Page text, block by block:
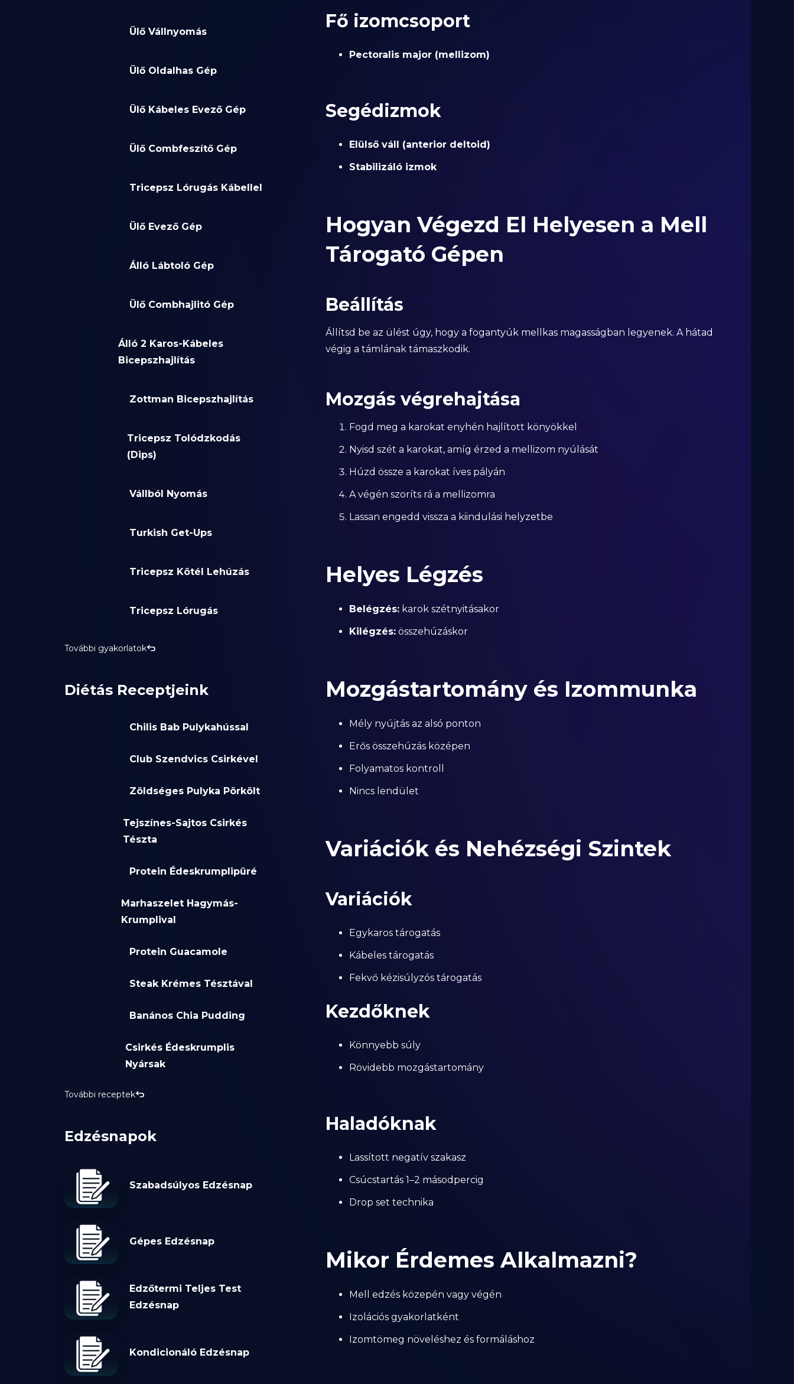
Ülő Vállnyomás
Ülő Oldalhas Gép
Ülő Kábeles Evező Gép
Ülő Combfeszítő Gép
Tricepsz Lórugás Kábellel
Ülő Evező Gép
Álló Lábtoló Gép
Ülő Combhajlitó Gép
Álló 2 Karos-Kábeles
Bicepszhajlítás
Zottman Bicepszhajlítás
Tricepsz Tolódzkodás
(Dips)
Vállból Nyomás
Turkish Get-Ups
Tricepsz Kötél Lehúzás
Tricepsz Lórugás
További gyakorlatok
Diétás Receptjeink
Chilis Bab Pulykahússal
Club Szendvics Csirkével
Zöldséges Pulyka Pörkölt
Tejszínes-Sajtos Csirkés
Tészta
Protein Édeskrumplipüré
Marhaszelet Hagymás-
Krumplival
Protein Guacamole
Steak Krémes Tésztával
Banános Chia Pudding
Csirkés Édeskrumplis
Nyársak
További receptek
Edzésnapok
Szabadsúlyos Edzésnap
Gépes Edzésnap
Edzőtermi Teljes Test
Edzésnap
Kondicionáló Edzésnap
Fő izomcsoport
Pectoralis major (mellizom)
Segédizmok
Elülső váll (anterior deltoid)
Stabilizáló izmok
Hogyan Végezd El Helyesen a Mell
Tárogató Gépen
Beállítás
Állítsd be az ülést úgy, hogy a fogantyúk mellkas magasságban legyenek. A hátad
végig a támlának támaszkodik.
Mozgás végrehajtása
Fogd meg a karokat enyhén hajlított könyökkel
Nyisd szét a karokat, amíg érzed a mellizom nyúlását
Húzd össze a karokat íves pályán
A végén szoríts rá a mellizomra
Lassan engedd vissza a kiindulási helyzetbe
Helyes Légzés
Belégzés:karok szétnyitásakor
Kilégzés:összehúzáskor
Mozgástartomány és Izommunka
Mély nyújtás az alsó ponton
Erős összehúzás középen
Folyamatos kontroll
Nincs lendület
Variációk és Nehézségi Szintek
Variációk
Egykaros tárogatás
Kábeles tárogatás
Fekvő kézisúlyzós tárogatás
Kezdőknek
Könnyebb súly
Rövidebb mozgástartomány
Haladóknak
Lassított negatív szakasz
Csúcstartás 1–2 másodpercig
Drop set technika
Mikor Érdemes Alkalmazni?
Mell edzés közepén vagy végén
Izolációs gyakorlatként
Izomtömeg növeléshez és formáláshoz